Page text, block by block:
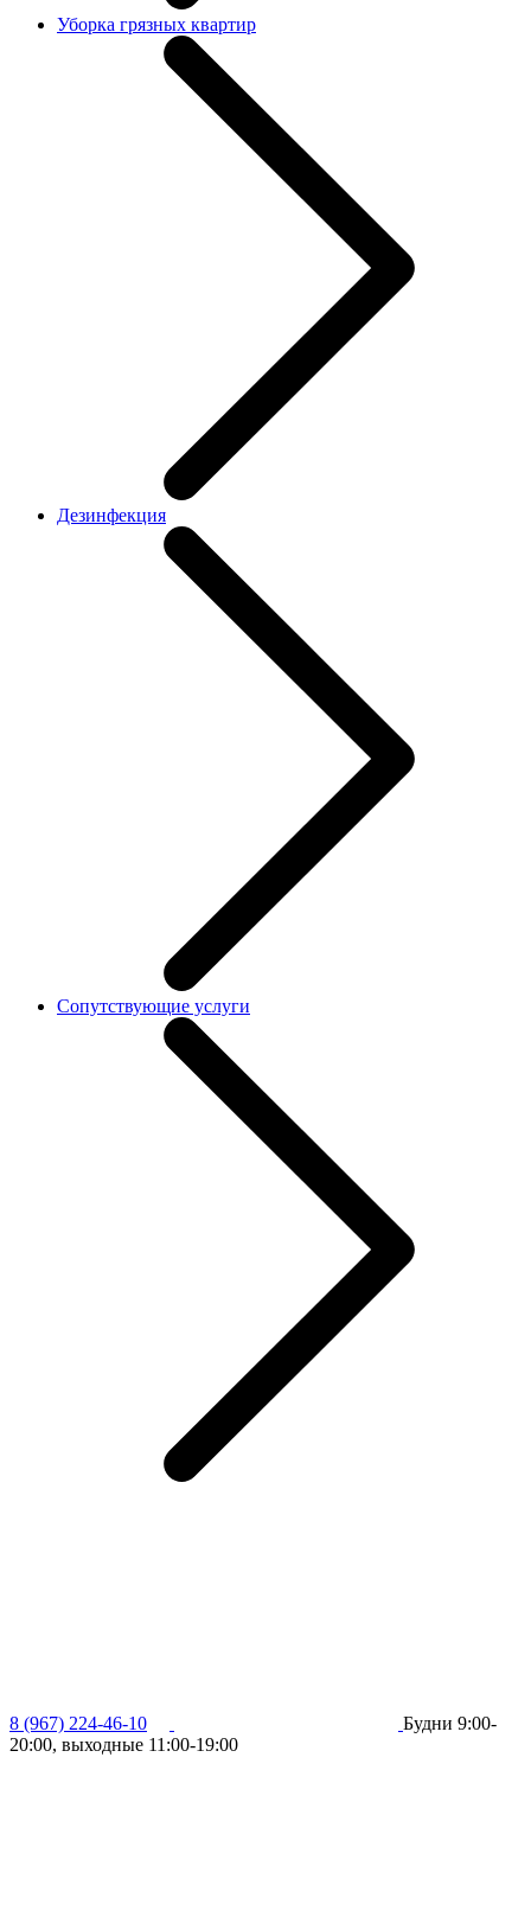
Уборка грязных квартир
Дезинфекция
Сопутствующие услуги
8 (967) 224-46-10
Будни 9:00-
20:00, выходные 11:00-19:00